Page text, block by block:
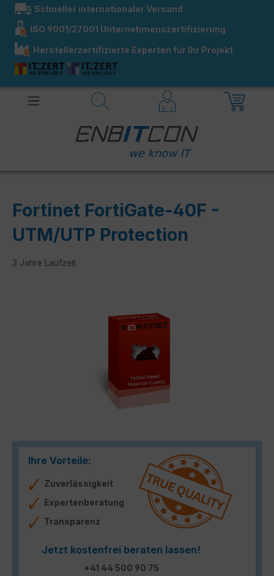
springen
Schneller internationaler Versand
ISO 9001/27001 Unternehmenszertifizierung
Herstellerzertifizierte Experten für Ihr Projekt
Fortinet FortiGate-40F -
UTM/UTP Protection
3 Jahre Laufzeit
Ihre Vorteile:
Zuverlässigkeit
Expertenberatung
Transparenz
Jetzt kostenfrei beraten lassen!
+41 44 500 90 75